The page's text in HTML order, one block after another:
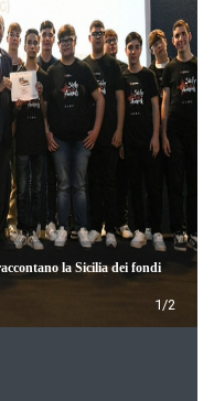
la Sicilia dei fondi
1/2